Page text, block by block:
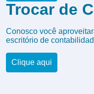
Trocar de
Conosco você
escritório de
Clique aqui